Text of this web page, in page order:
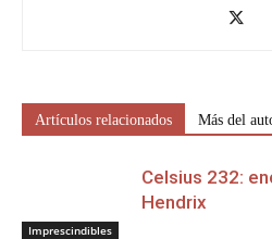
Artículos relacionados Más del
Imprescindibles
Celsius 232:
Hendrix